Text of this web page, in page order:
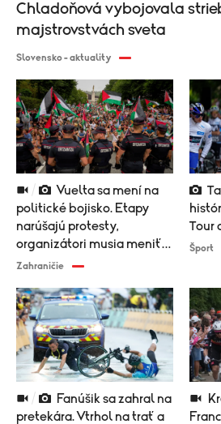
Chladoňová vybojovala
majstrovstvách sveta
Slovensko - aktuality
politické bojisko. Etapy
narúšajú protesty,
organizátori musia meniť
trasu
Zahraničie
Tour
Šport
pretekára. Vtrhol na trať a